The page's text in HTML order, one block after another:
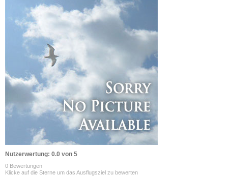
Nutzerwertung: 0.0 von 5
0 Bewertungen
Klicke auf die Sterne um das Ausflugsziel zu bewerten